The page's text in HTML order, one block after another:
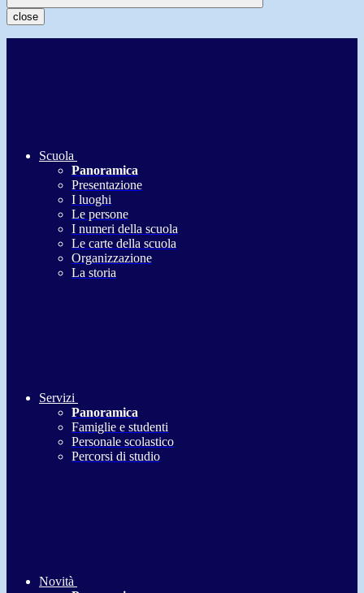
close
Scuola
Panoramica
Presentazione
I luoghi
Le persone
I numeri della scuola
Le carte della scuola
Organizzazione
La storia
Servizi
Panoramica
Famiglie e studenti
Personale scolastico
Percorsi di studio
Novità